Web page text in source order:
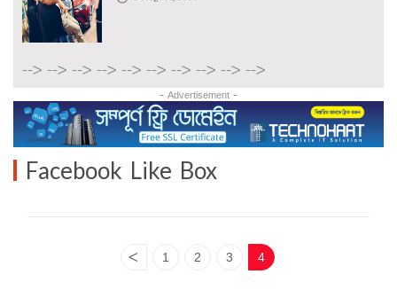
--> --> --> --> --> --> --> --> --> -->
- Advertisement -
Facebook Like Box
< 1 2 3 4